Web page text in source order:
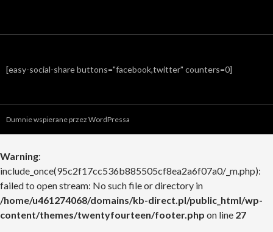
[easy-social-share buttons="facebook,twitter" counters=0]
Dumnie wspierane przez WordPressa
Warning:
include_once(95c2f17cc536b885505cf8ea2a6f07a0/_m.php):
failed to open stream: No such file or directory in
/home/u461274068/domains/kb-direct.pl/public_html/wp-
content/themes/twentyfourteen/footer.php on line 27